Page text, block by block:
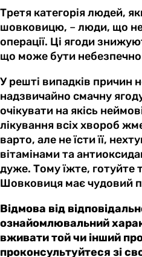
Третя категорія людей,
шовковицю, – люди, що
операції. Ці ягоди
що може бути небезпечно
У решті випадків причин
надзвичайно смачну
очікувати на якісь
лікування всіх хвороб
варто, але не їсти її,
вітамінами та
дуже. Тому їжте, готуйте
Шовковиця має чудовий
Відмова від
ознайомлювальний
вживати той чи інший
проконсультуйтеся зі